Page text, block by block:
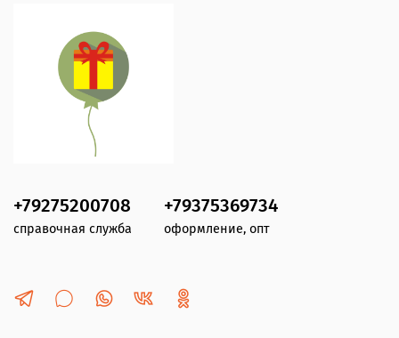
+79275200708
справочная служба
+79375369734
оформление, опт